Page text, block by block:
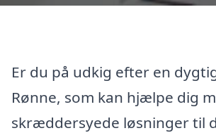
Er du på udkig efter en
Rønne, som kan hjælpe dig
skræddersyede løsninger til